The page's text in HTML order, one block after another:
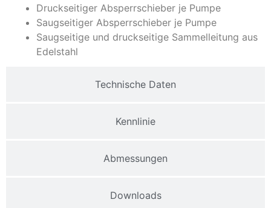
Technische Daten
Kennlinie
Abmessungen
Downloads
Druckseitiger Absperrschieber je Pumpe
Saugseitiger Absperrschieber je Pumpe
Saugseitige und druckseitige Sammelleitung aus
Edelstahl